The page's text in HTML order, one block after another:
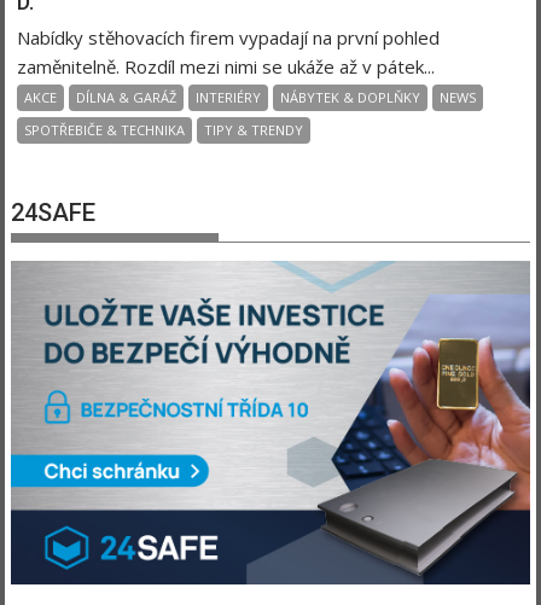
Nabídky stěhovacích firem vypadají na první pohled
zaměnitelně. Rozdíl mezi nimi se ukáže až v pátek...
AKCE DÍLNA & GARÁŽ INTERIÉRY NÁBYTEK & DOPLŇKY
NEWS
SPOTŘEBIČE & TECHNIKA
TIPY & TRENDY
24SAFE